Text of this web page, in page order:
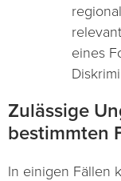
eines
Zulässige
bestimmten
In einigen Fällen